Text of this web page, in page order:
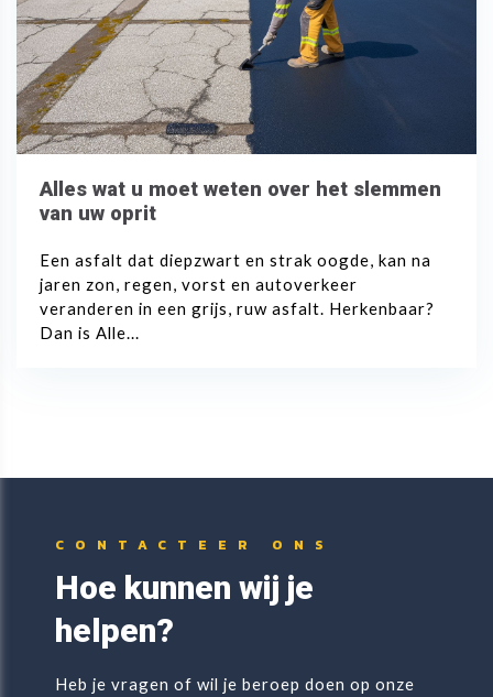
Alles wat u moet weten over het slemmen
van uw oprit
Een asfalt dat diepzwart en strak oogde, kan na
jaren zon, regen, vorst en autoverkeer
veranderen in een grijs, ruw asfalt. Herkenbaar?
Dan is Alle...
CONTACTEER ONS
Hoe kunnen wij je
helpen?
Heb je vragen of wil je beroep doen op onze